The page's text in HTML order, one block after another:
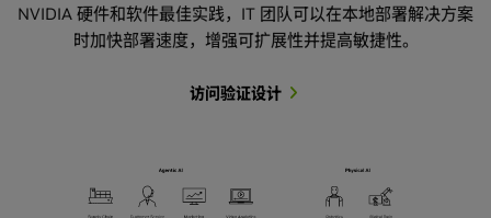
NVIDIA 硬件和软件最佳实践，IT 团队可以在本地部署解决方案
时加快部署速度，增强可扩展性并提高敏捷性。
访问验证设计